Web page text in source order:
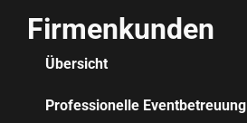
Firmenkunden
Übersicht
Professionelle Eventbetreuung